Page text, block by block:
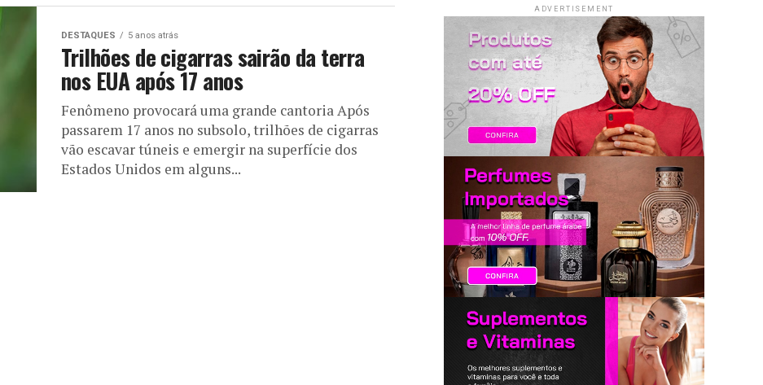
DESTAQUES 5 anos atrás
Trilhões de cigarras sairão da terra
nos EUA após 17 anos
Fenômeno provocará uma grande cantoria Após
passarem 17 anos no subsolo, trilhões de cigarras
vão escavar túneis e emergir na superfície dos
Estados Unidos em alguns...
ADVERTISEMENT